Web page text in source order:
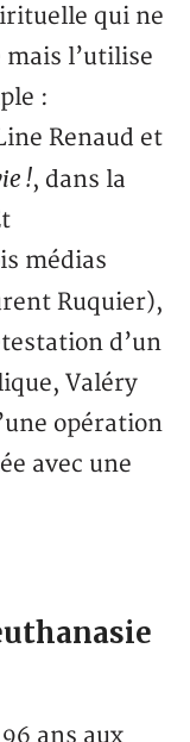
qui ne
mais l’utilise
:
Renaud et
!, dans la
médias
Ruquier),
d’un
Valéry
opération
avec une